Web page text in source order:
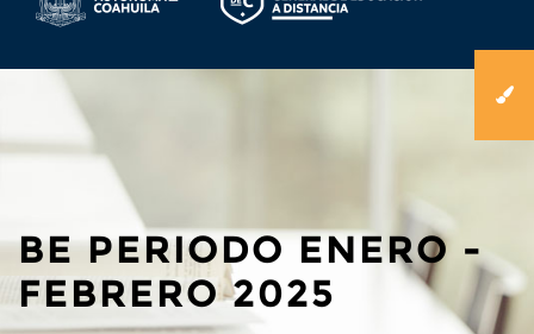
BE PERIODO ENERO -
FEBRERO 2025